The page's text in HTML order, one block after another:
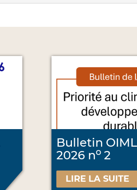
Bulletin OIML
2026 no2
LIRE LA SUITE